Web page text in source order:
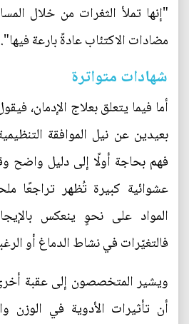
"إنها تملأ الثغرات من خلال
مضادات الاكتئاب عادةً بارعة فيها".
شهادات متواترة
أما فيما يتعلق بعلاج الإدمان،
بعيدين عن نيل الموافقة
فهم بحاجة أولًا إلى دليل واضح
عشوائية كبيرة تُظهر تراجعًا
المواد على نحوٍ ينعكس
فالتغيّرات في نشاط الدماغ أو
ويشير المتخصصون إلى عقبة
أن تأثيرات الأدوية في الوزن